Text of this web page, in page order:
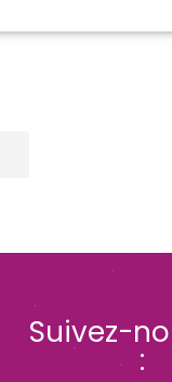
Suivez-
: